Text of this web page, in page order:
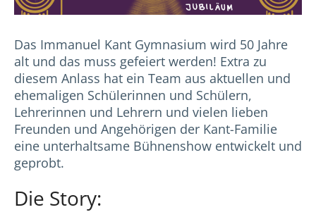
Das Immanuel Kant Gymnasium wird 50 Jahre
alt und das muss gefeiert werden! Extra zu
diesem Anlass hat ein Team aus aktuellen und
ehemaligen Schülerinnen und Schülern,
Lehrerinnen und Lehrern und vielen lieben
Freunden und Angehörigen der Kant-Familie
eine unterhaltsame Bühnenshow entwickelt und
geprobt.
Die Story: